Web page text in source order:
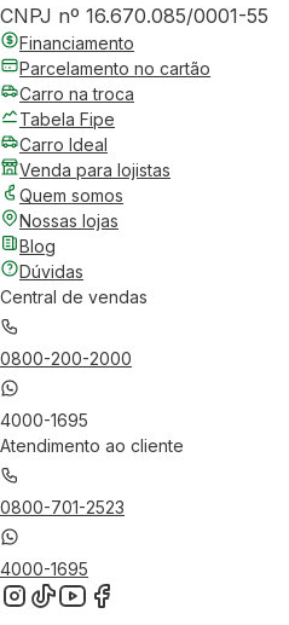
CNPJ nº 16.670.085/0001-55
Financiamento
Parcelamento no cartão
Carro na troca
Tabela Fipe
Carro Ideal
Venda para lojistas
Quem somos
Nossas lojas
Blog
Dúvidas
Central de vendas
0800-200-2000
4000-1695
Atendimento ao cliente
0800-701-2523
4000-1695